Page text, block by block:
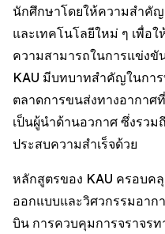
นักศึกษาโดยให้ความสำคั
และเทคโนโลยีใหม่ ๆ เพื่อ
ความสามารถในการแข่ง
KAU มีบทบาทสำคัญในกา
ตลาดการขนส่งทางอากาศ
เป็นผู้นำด้านอวกาศ ซึ่งรว
ประสบความสำเร็จด้วย
หลักสูตรของ KAU ครอบค
ออกแบบและวิศวกรรมอาก
บิน การควบคุมการจราจร